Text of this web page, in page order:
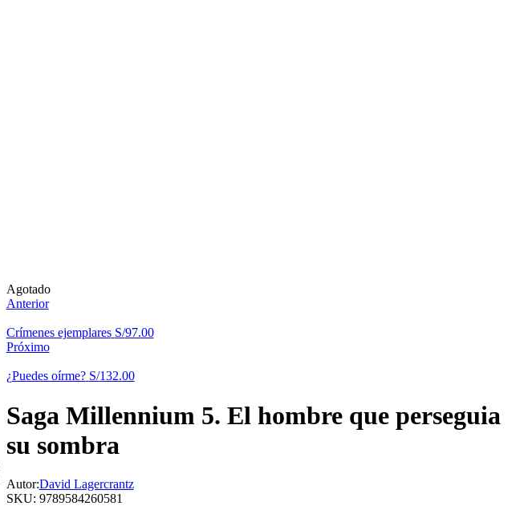
Disponibilidad:
Agotado
Anterior
Crímenes ejemplares S/97.00
Próximo
¿Puedes oírme? S/132.00
Saga Millennium 5. El hombre que perseguia
su sombra
Autor:David Lagercrantz
SKU: 9789584260581